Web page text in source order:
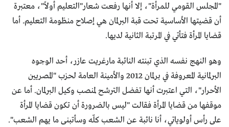
"المجلس القومي للمرأة"، إلا أنها رفعت شعار"التعليم أولاً"، معتبرة
أن قضيتها الأساسية تحت قبة البرلمان هي إصلاح منظومة التعليم. أما
قضايا المرأة فتأتي في المرتبة الثانية لديها.
وهو النهج نفسه الذي تبنته النائبة مارغريت عازر، أحد الوجوه
البرلمانية المعروفة في برلمان 2012 والأمينة العامة لحزب "المصريين
الأحرار"، التي اعتبرت أنها تفضل الترشح لمنصب وكيل البرلمان. أما عن
موقفها من قضايا المرأة فقالت "ليس بالضرورة أن تكون قضايا المرأة
على رأس أولوياتي، أنا نائبة عن الشعب كلّه وسأتبنى ما يهم الشعب".